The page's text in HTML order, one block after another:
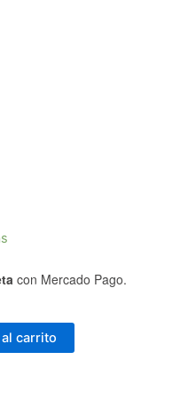
con Mercado Pago.
carrito